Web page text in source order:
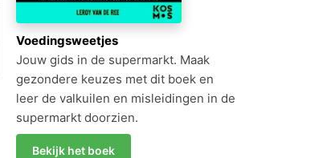
Voedingsweetjes
Jouw gids in de supermarkt. Maak
gezondere keuzes met dit boek en
leer de valkuilen en misleidingen in de
supermarkt doorzien.
Bekijk het boek